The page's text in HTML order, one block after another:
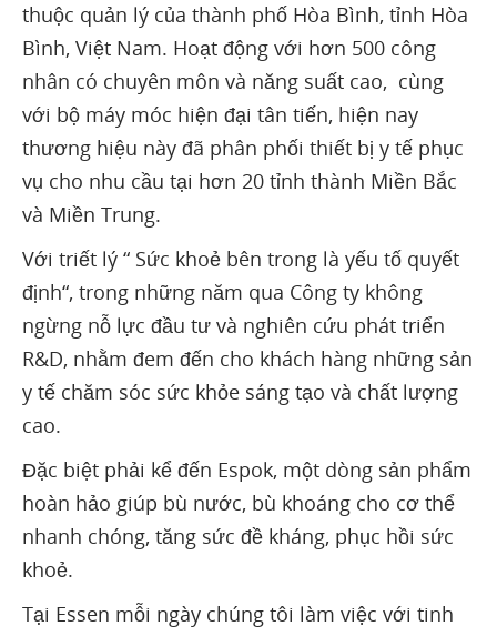
thuộc quản lý của thành phố Hòa Bình, tỉnh Hòa
Bình, Việt Nam. Hoạt động với hơn 500 công
nhân có chuyên môn và năng suất cao, cùng
với bộ máy móc hiện đại tân tiến, hiện nay
thương hiệu này đã phân phối thiết bị y tế phục
vụ cho nhu cầu tại hơn 20 tỉnh thành Miền Bắc
và Miền Trung.
Với triết lý “ Sức khoẻ bên trong là yếu tố quyết
định“, trong những năm qua Công ty không
ngừng nỗ lực đầu tư và nghiên cứu phát triển
R&D, nhằm đem đến cho khách hàng những sản
y tế chăm sóc sức khỏe sáng tạo và chất lượng
cao.
Đặc biệt phải kể đến Espok, một dòng sản phẩm
hoàn hảo giúp bù nước, bù khoáng cho cơ thể
nhanh chóng, tăng sức đề kháng, phục hồi sức
khoẻ.
Tại Essen mỗi ngày chúng tôi làm việc với tinh